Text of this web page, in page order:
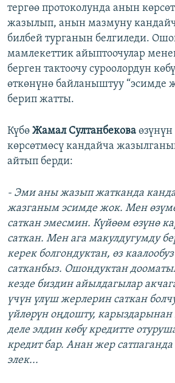
тергөө протоколунда анын
жазылып, анын мазмуну
билбей турганын белгиледи.
мамлекеттик айыптоочулар
берген тактоочу суроолордун
өткөнүнө байланыштуу “эсимде
берип жатты.
Күбө Жамал Султанбекова
көрсөтмөсү кандайча
айтып берди:
- Эми аны жазып жатканда
жазганым эсимде жок. Мен
саткан эмесмин. Күйөөм өзүнө
саткан. Мен ага макулдугумду
керек болгондуктан, өз
сатканбыз. Ошондуктан
кезде биздин айылдагылар
үчүн үлүш жерлерин саткан
үйлөрүн оңдошту, карыздарынан
деле элдин көбү кредитте
кредит бар. Анан жер
элек...